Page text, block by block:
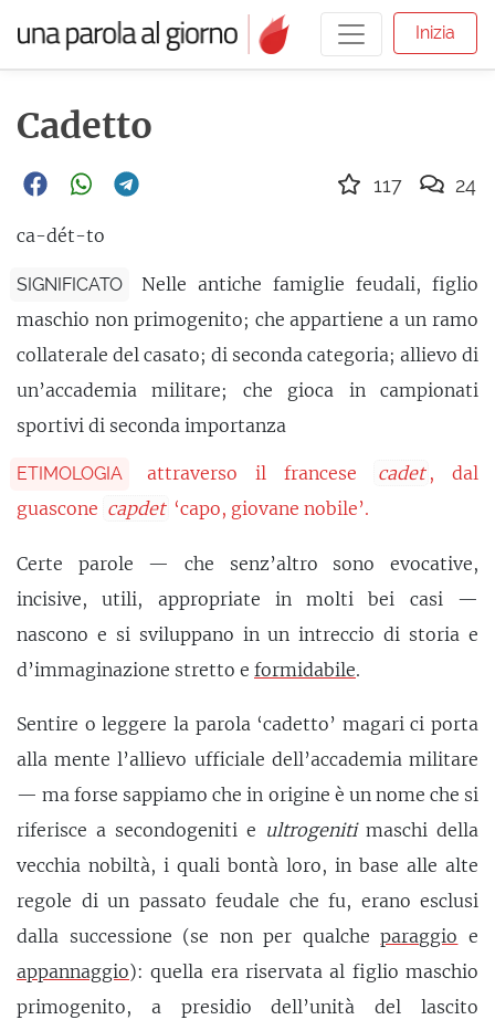
Inizia
Cadetto
ca-dét-to
SIGNIFICATO
Nelle antiche famiglie feudali, figlio
maschio non primogenito; che appartiene a un ramo
collaterale del casato; di seconda categoria; allievo di
un’accademia militare; che gioca in campionati
sportivi di seconda importanza
ETIMOLOGIA attraverso il francese cadet , dal
guascone capdet ‘capo, giovane nobile’.
Certe parole — che senz’altro sono evocative,
incisive, utili, appropriate in molti bei casi —
nascono e si sviluppano in un intreccio di storia e
d’immaginazione stretto e formidabile.
Sentire o leggere la parola ‘cadetto’ magari ci porta
alla mente l’allievo ufficiale dell’accademia militare
— ma forse sappiamo che in origine è un nome che si
riferisce a secondogeniti e ultrogenitimaschi della
vecchia nobiltà, i quali bontà loro, in base alle alte
regole di un passato feudale che fu, erano esclusi
dalla successione (se non per qualcheparaggio e
appannaggio): quella era riservata al figlio maschio
primogenito, a presidio dell’unità del lascito
117 24